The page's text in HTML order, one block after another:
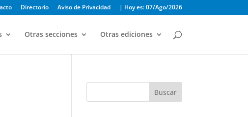
Directorio Aviso de Privacidad | Hoy es: 07/Ago/2026
Otras secciones Otras ediciones
Buscar